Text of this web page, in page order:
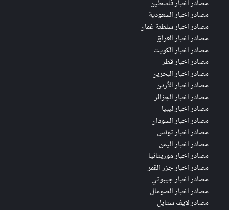
مصادر اخبار فلسطين
مصادر اخبار السعودية
مصادر اخبار سلطنة عُمان
مصادر اخبار العراق
مصادر اخبار الكويت
مصادر اخبار قطر
مصادر اخبار البحرين
مصادر اخبار الأردن
مصادر اخبار الجزائر
مصادر اخبار ليبيا
مصادر اخبار السودان
مصادر اخبار تونس
مصادر اخبار اليمن
مصادر اخبار موريتانيا
مصادر اخبار جزر القمر
مصادر اخبار جيبوتي
مصادر اخبار الصومال
مصادر لايف ستايل